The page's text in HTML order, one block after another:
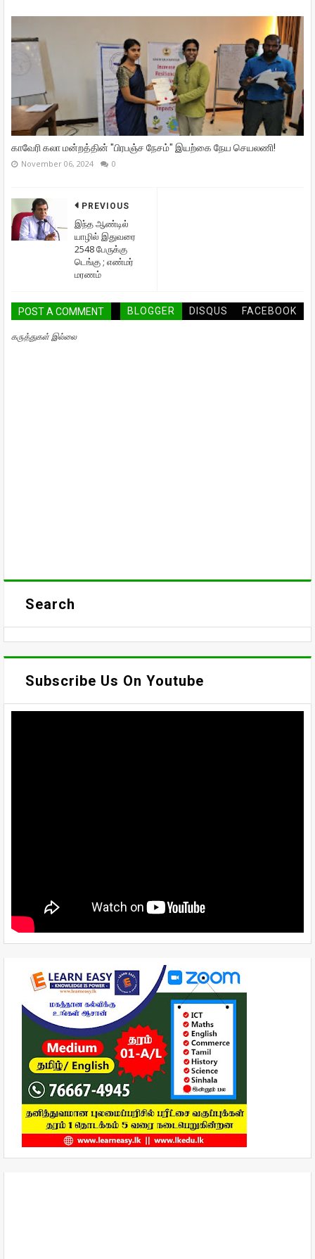
காவேரி கலா மன்றத்தின் "பிரபஞ்ச நேசம்" இயற்கை நேய செயலணி!
November 06, 2024 0
PREVIOUS
இந்த ஆண்டில்
யாழில் இதுவரை
2548 பேருக்கு
டெங்கு ; எண்மர்
மரணம்
POST A COMMENT BLOGGER DISQUS FACEBOOK
கருத்துகள் இல்லை
Search
Subscribe Us On Youtube